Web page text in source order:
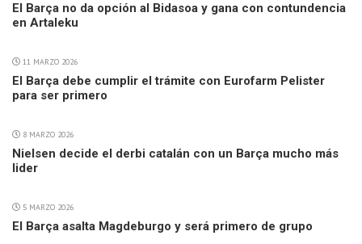
El Barça no da opción al Bidasoa y gana con contundencia
en Artaleku
11 MARZO 2026
El Barça debe cumplir el trámite con Eurofarm Pelister
para ser primero
8 MARZO 2026
Nielsen decide el derbi catalán con un Barça mucho más
lider
5 MARZO 2026
El Barça asalta Magdeburgo y será primero de grupo